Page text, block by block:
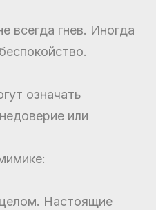
всегда гнев. Иногда
означать
или
Настоящие